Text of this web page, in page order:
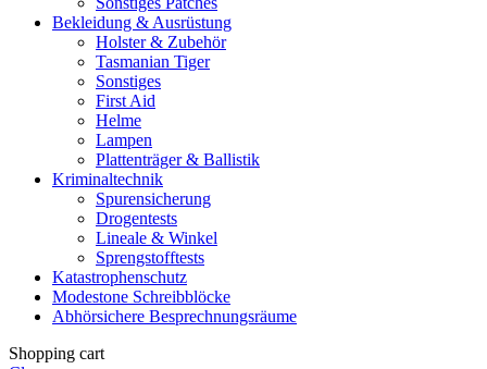
Bekleidung & Ausrüstung
Holster & Zubehör
Tasmanian Tiger
Sonstiges
First Aid
Helme
Lampen
Plattenträger & Ballistik
Kriminaltechnik
Spurensicherung
Drogentests
Lineale & Winkel
Sprengstofftests
Katastrophenschutz
Modestone Schreibblöcke
Abhörsichere Besprechnungsräume
Shopping cart